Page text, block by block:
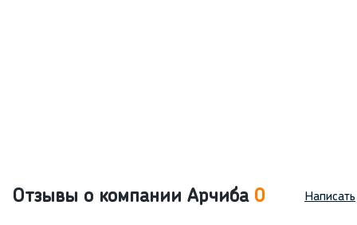
Отзывы о компании Арчиба 0 Написать